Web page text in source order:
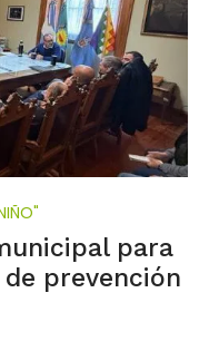
para
prevención